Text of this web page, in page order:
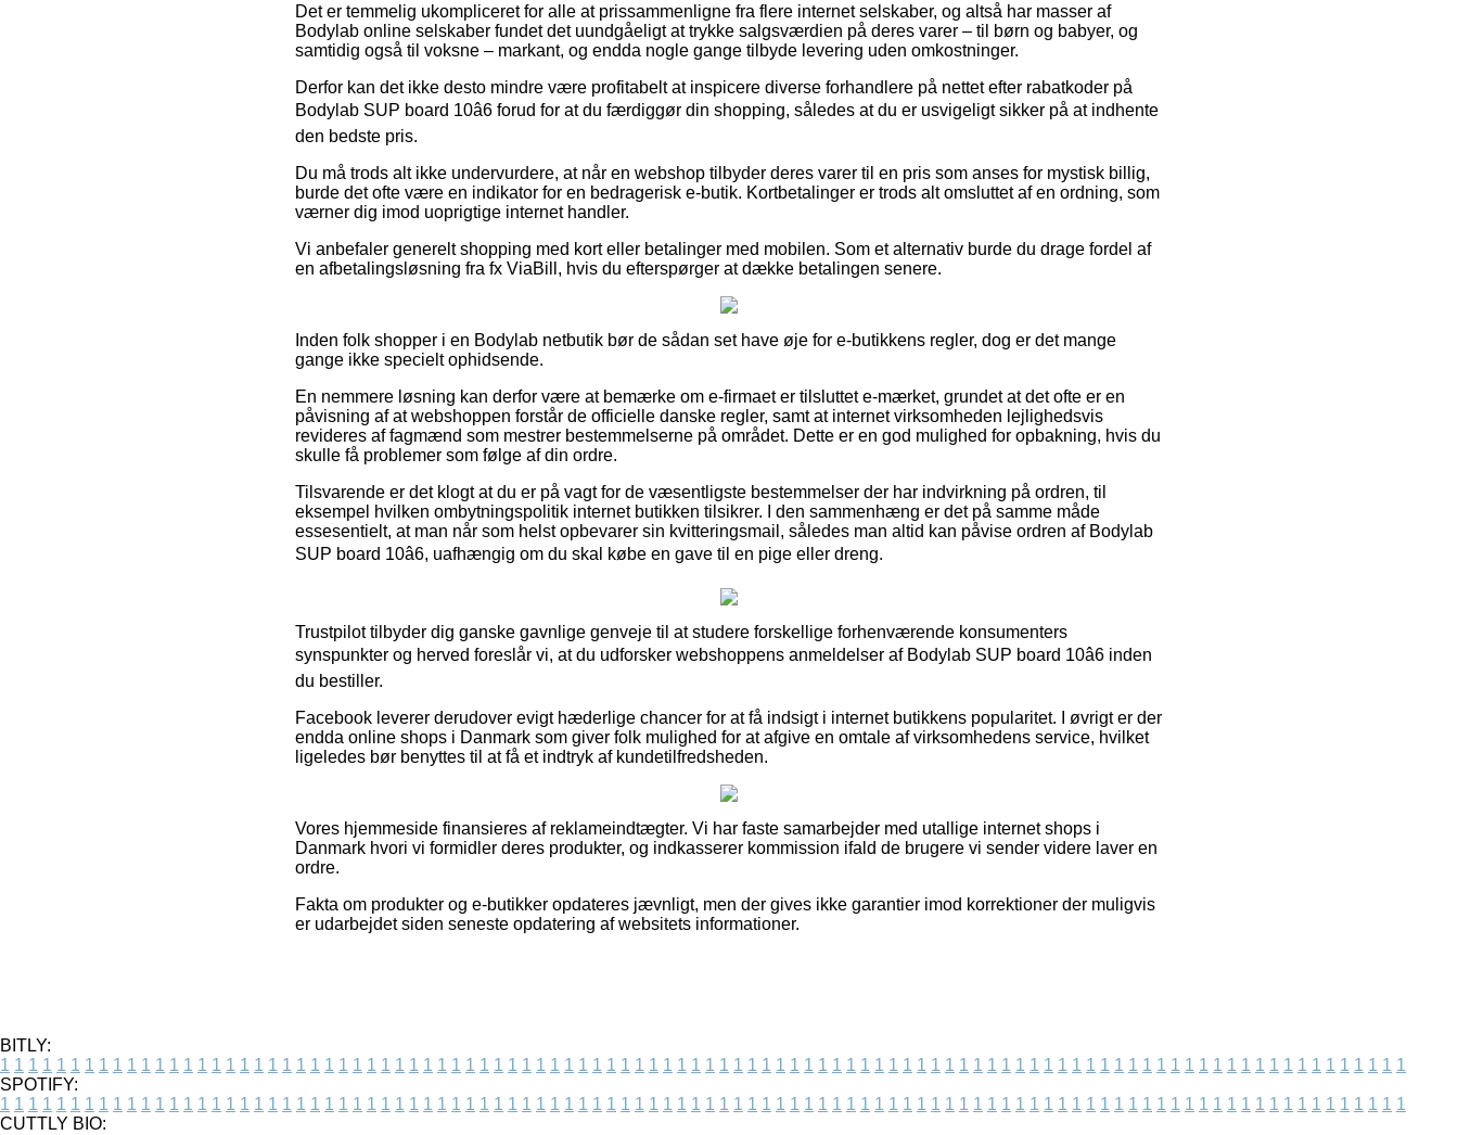
Det er temmelig ukompliceret for alle at prissammenligne fra flere internet selskaber, og altså har masser af
Bodylab online selskaber fundet det uundgåeligt at trykke salgsværdien på deres varer – til børn og babyer, og
samtidig også til voksne – markant, og endda nogle gange tilbyde levering uden omkostninger.
Derfor kan det ikke desto mindre være profitabelt at inspicere diverse forhandlere på nettet efter rabatkoder på
Bodylab SUP board 10â6 forud for at du færdiggør din shopping, således at du er usvigeligt sikker på at indhente
den bedste pris.
Du må trods alt ikke undervurdere, at når en webshop tilbyder deres varer til en pris som anses for mystisk billig,
burde det ofte være en indikator for en bedragerisk e-butik. Kortbetalinger er trods alt omsluttet af en ordning, som
værner dig imod uoprigtige internet handler.
Vi anbefaler generelt shopping med kort eller betalinger med mobilen. Som et alternativ burde du drage fordel af
en afbetalingsløsning fra fx ViaBill, hvis du efterspørger at dække betalingen senere.
Inden folk shopper i en Bodylab netbutik bør de sådan set have øje for e-butikkens regler, dog er det mange
gange ikke specielt ophidsende.
En nemmere løsning kan derfor være at bemærke om e-firmaet er tilsluttet e-mærket, grundet at det ofte er en
påvisning af at webshoppen forstår de officielle danske regler, samt at internet virksomheden lejlighedsvis
revideres af fagmænd som mestrer bestemmelserne på området. Dette er en god mulighed for opbakning, hvis du
skulle få problemer som følge af din ordre.
Tilsvarende er det klogt at du er på vagt for de væsentligste bestemmelser der har indvirkning på ordren, til
eksempel hvilken ombytningspolitik internet butikken tilsikrer. I den sammenhæng er det på samme måde
essesentielt, at man når som helst opbevarer sin kvitteringsmail, således man altid kan påvise ordren af Bodylab
SUP board 10â6, uafhængig om du skal købe en gave til en pige eller dreng.
Trustpilot tilbyder dig ganske gavnlige genveje til at studere forskellige forhenværende konsumenters
synspunkter og herved foreslår vi, at du udforsker webshoppens anmeldelser af Bodylab SUP board 10â6 inden
du bestiller.
Facebook leverer derudover evigt hæderlige chancer for at få indsigt i internet butikkens popularitet. I øvrigt er der
endda online shops i Danmark som giver folk mulighed for at afgive en omtale af virksomhedens service, hvilket
ligeledes bør benyttes til at få et indtryk af kundetilfredsheden.
Vores hjemmeside finansieres af reklameindtægter. Vi har faste samarbejder med utallige internet shops i
Danmark hvori vi formidler deres produkter, og indkasserer kommission ifald de brugere vi sender videre laver en
ordre.
Fakta om produkter og e-butikker opdateres jævnligt, men der gives ikke garantier imod korrektioner der muligvis
er udarbejdet siden seneste opdatering af websitets informationer.
BITLY:
1 1 1 1 1 1 1 1 1 1 1 1 1 1 1 1 1 1 1 1 1 1 1 1 1 1 1 1 1 1 1 1 1 1 1 1 1 1 1 1 1 1 1 1 1 1 1 1 1 1 1 1 1 1 1 1 1 1 1 1 1 1 1 1 1 1 1 1 1 1 1 1 1 1 1 1 1 1 1 1 1 1 1 1 1 1 1 1 1 1 1 1 1 1 1 1 1 1 1 1
SPOTIFY:
1 1 1 1 1 1 1 1 1 1 1 1 1 1 1 1 1 1 1 1 1 1 1 1 1 1 1 1 1 1 1 1 1 1 1 1 1 1 1 1 1 1 1 1 1 1 1 1 1 1 1 1 1 1 1 1 1 1 1 1 1 1 1 1 1 1 1 1 1 1 1 1 1 1 1 1 1 1 1 1 1 1 1 1 1 1 1 1 1 1 1 1 1 1 1 1 1 1 1 1
CUTTLY BIO: